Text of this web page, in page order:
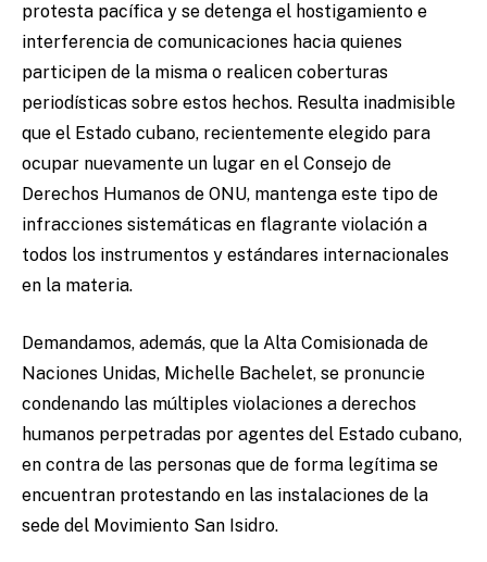
protesta pacífica y se detenga el hostigamiento e
interferencia de comunicaciones hacia quienes
participen de la misma o realicen coberturas
periodísticas sobre estos hechos. Resulta inadmisible
que el Estado cubano, recientemente elegido para
ocupar nuevamente un lugar en el Consejo de
Derechos Humanos de ONU, mantenga este tipo de
infracciones sistemáticas en flagrante violación a
todos los instrumentos y estándares internacionales
en la materia.
Demandamos, además, que la Alta Comisionada de
Naciones Unidas, Michelle Bachelet, se pronuncie
condenando las múltiples violaciones a derechos
humanos perpetradas por agentes del Estado cubano,
en contra de las personas que de forma legítima se
encuentran protestando en las instalaciones de la
sede del Movimiento San Isidro.